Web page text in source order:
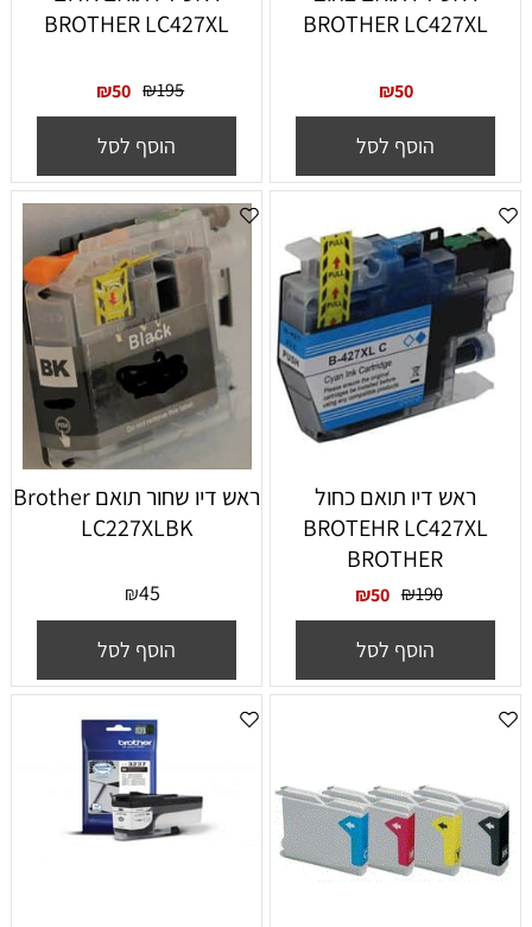
BROTHER LC427XL
₪50
הוסף לסל
BROTHER LC427XL
₪195
₪50
הוסף לסל
ראש דיו תואם כחול
BROTEHR LC427XL
BROTHER
₪190
₪50
הוסף לסל
‏ראש דיו ‏שחור תואם Brother
LC227XLBK
₪45
הוסף לסל